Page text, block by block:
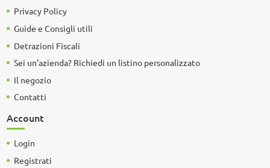
Privacy Policy
Guide e Consigli utili
Detrazioni Fiscali
Sei un'azienda? Richiedi un listino personalizzato
Il negozio
Contatti
Account
Login
Registrati